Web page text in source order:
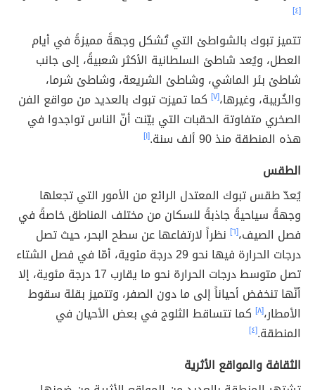
[٤]
تتميز تبوك بالشواطئ التي تُشكل وجهةً مميزةً في أيام
العطل، ويُعد شاطئ السلطانية الأكثر شعبيةً، إلى جانب
شاطئ بئر الماشي، وشاطئ الشريعة، وشاطئ شرما،
والخُريبة، وغيرها،[٧]
كما تميزت تبوك بالعديد من مواقع الفن
الصخري متفاوتة الحقبات التي بيّنت أنّ الناس تواجدوا في
هذه المنطقة منذ 90 ألف سنة.
[١]
الطقس
يُعدّ طقس تبوك المعتدل الرائع من الأمور التي تجعلها
وجهةً سياحيةً جاذبةً للسكان من مختلف المناطق خاصةً في
فصل الصيف،[٦]
نظراً لارتفاعها عن سطح البحر، حيث تصل
درجات الحرارة فيها نحو 29 درجة مئوية، أمّا في فصل الشتاء
تصل متوسط درجات الحرارة نحو ما يقارب 17 درجة مئوية، إلا
أنّها تنخفض أحياناً إلى ما دون الصفر، وتتميز بقلة سقوط
الأمطار،[٨]
كما تتساقط الثلوج في بعض الأحيان في
المنطقة.[٤]
الثقافة والمواقع الأثرية